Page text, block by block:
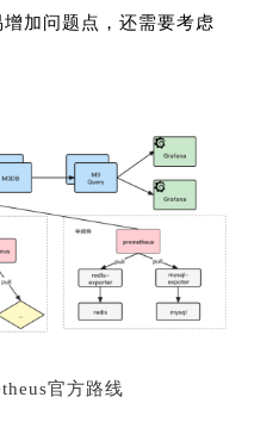
加问题点，还需要考虑
官方路线